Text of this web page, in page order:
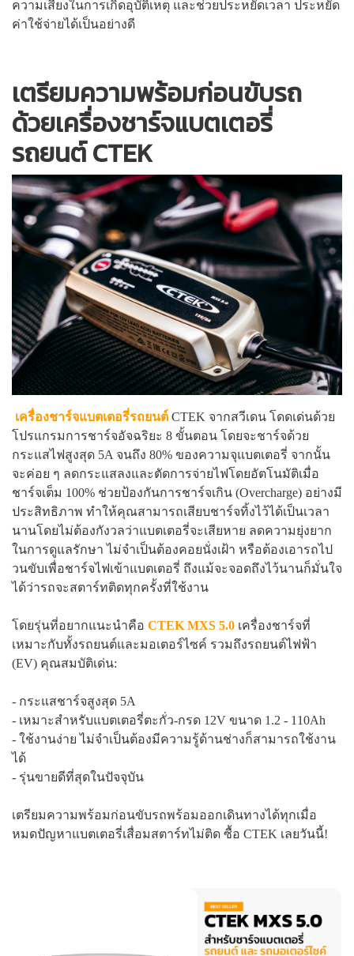
ความเสี่ยงในการเกิดอุบัติเหตุ และช่วยประหยัดเวลา ประหยัด
ค่าใช้จ่ายได้เป็นอย่างดี
เตรียมความพร้อมก่อนขับรถ
ด้วยเครื่องชาร์จแบตเตอรี่
รถยนต์ CTEK
เครื่องชาร์จแบตเตอรี่รถยนต์ CTEK จากสวีเดน โดดเด่นด้วย
โปรแกรมการชาร์จอัจฉริยะ 8 ขั้นตอน โดยจะชาร์จด้วย
กระแสไฟสูงสุด 5A จนถึง 80% ของความจุแบตเตอรี่ จากนั้น
จะค่อย ๆ ลดกระแสลงและตัดการจ่ายไฟโดยอัตโนมัติเมื่อ
ชาร์จเต็ม 100% ช่วยป้องกันการชาร์จเกิน (Overcharge) อย่างมี
ประสิทธิภาพ ทำให้คุณสามารถเสียบชาร์จทิ้งไว้ได้เป็นเวลา
นานโดยไม่ต้องกังวลว่าแบตเตอรี่จะเสียหาย ลดความยุ่งยาก
ในการดูแลรักษา ไม่จำเป็นต้องคอยนั่งเฝ้า หรือต้องเอารถไป
วนขับเพื่อชาร์จไฟเข้าแบตเตอรี่ ถึงแม้จะจอดถึงไว้นานก็มั่นใจ
ได้ว่ารถจะสตาร์ทติดทุกครั้งที่ใช้งาน
โดยรุ่นที่อยากแนะนำคือ CTEK MXS 5.0 เครื่องชาร์จที่
เหมาะกับทั้งรถยนต์และมอเตอร์ไซค์ รวมถึงรถยนต์ไฟฟ้า
(EV) คุณสมบัติเด่น:
- กระแสชาร์จสูงสุด 5A
- เหมาะสำหรับแบตเตอรี่ตะกั่ว-กรด 12V ขนาด 1.2 - 110Ah
- ใช้งานง่าย ไม่จำเป็นต้องมีความรู้ด้านช่างก็สามารถใช้งาน
ได้
- รุ่นขายดีที่สุดในปัจจุบัน
เตรียมความพร้อมก่อนขับรถพร้อมออกเดินทางได้ทุกเมื่อ
หมดปัญหาแบตเตอรี่เสื่อมสตาร์ทไม่ติด ซื้อ CTEK เลยวันนี้!